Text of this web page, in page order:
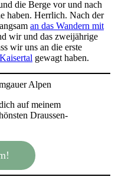
die Berge vor und nach
haben. Herrlich. Nach der
an das Wandern mit
wir und das zweijährige
wir uns an die erste
gewagt haben.
auf meinem
Draussen-